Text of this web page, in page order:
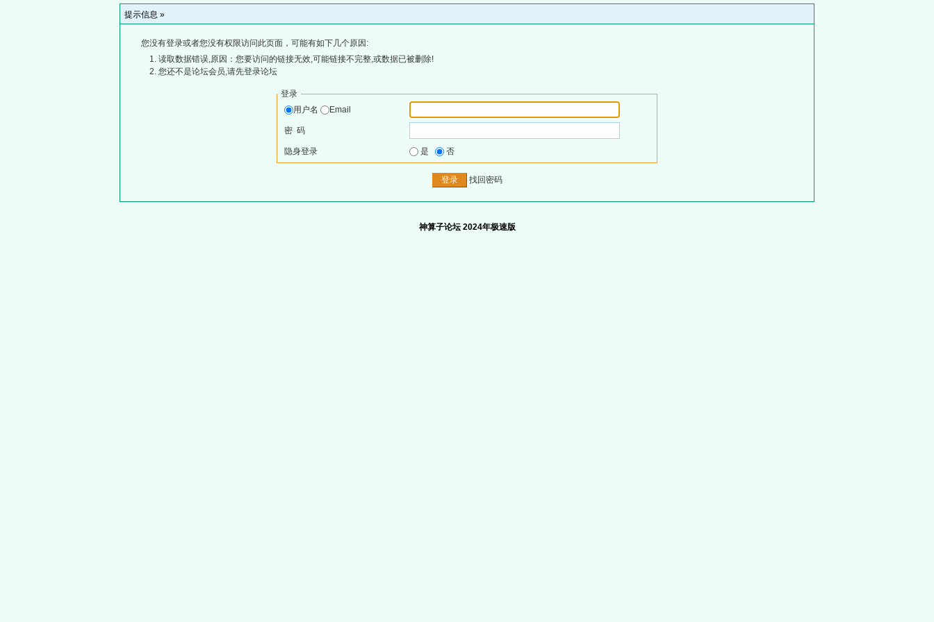
提示信息 »
您没有登录或者您没有权限访问此页面，可能有如下几个原因:
读取数据错误,原因：您要访问的链接无效,可能链接不完整,或数据已被删除!
您还不是论坛会员,请先登录论坛
登录
用户名
Email
密 码
隐身登录 是 否
找回密码
神算子论坛 2024年极速版